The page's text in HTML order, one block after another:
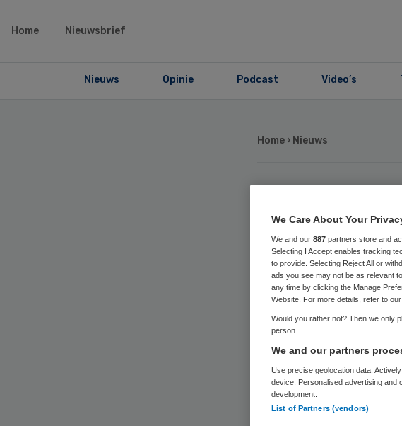
Home Nieuwsbrief
Nieuws Opinie Podcast Video’s
Home › Nieuws
Ook
voor
oudere
We Care About Your
We and our 887 partners store and
Selecting I Accept enables tracking
to provide. Selecting Reject All or
ads you see may not be as relevant
any time by clicking the Manage
Website. For more details, refer to
Would you rather not? Then we only
person
We and our partners
Use precise geolocation data.
device. Personalised advertising and
development.
List of Partners (vendors)